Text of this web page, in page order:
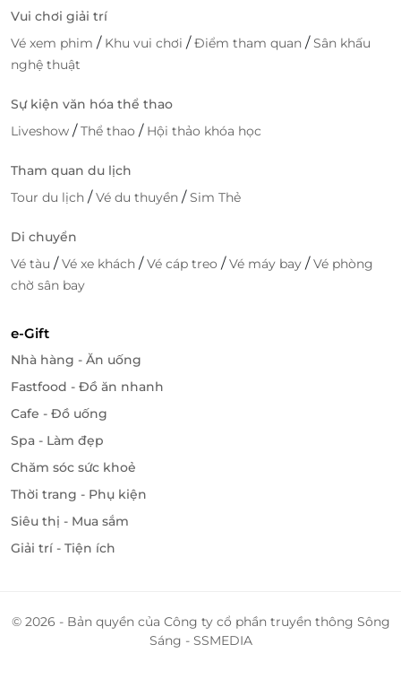
Vui chơi giải trí
Vé xem phim / Khu vui chơi /Điểm tham quan /Sân khấu
nghệ thuật
Sự kiện văn hóa thể thao
Liveshow /Thể thao / Hội thảo khóa học
Tham quan du lịch
Tour du lịch /Vé du thuyền /Sim Thẻ
Di chuyển
Vé tàu /Vé xe khách /Vé cáp treo /Vé máy bay /Vé phòng
chờ sân bay
e-Gift
Nhà hàng - Ăn uống
Fastfood - Đồ ăn nhanh
Cafe - Đồ uống
Spa - Làm đẹp
Chăm sóc sức khoẻ
Thời trang - Phụ kiện
Siêu thị - Mua sắm
Giải trí - Tiện ích
© 2026 - Bản quyền của Công ty cổ phần truyền thông Sông
Sáng - SSMEDIA